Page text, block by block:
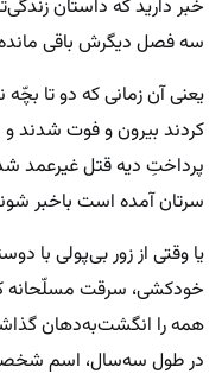
خبر دارید که داستان
سه‌ فصل دیگرش باقی
یعنی آن زمانی که دو تا
کردند بیرون و فوت شدند
پرداختِ دیه قتل غیرعمد
سرتان آمده است باخبر
یا وقتی از زور بی‌پولی با
خودکشی، سرقت مسلّحانه
همه را انگشت‌‌به‌دهان
در طول سه‌سال، اسم